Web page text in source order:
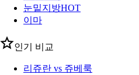
눈밑지방HOT
이마
인기 비교
리쥬란 vs 쥬베룩